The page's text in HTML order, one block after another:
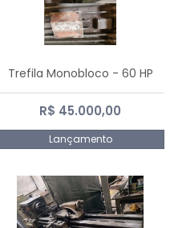
Trefila Monobloco - 60 HP
R$ 45.000,00
Lançamento